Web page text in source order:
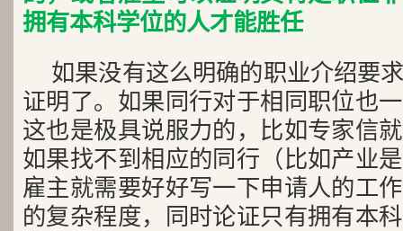
拥有本科学位的人才能胜任
如果没有这么明确的职业介绍要
证明了。如果同行对于相同职位也
这也是极具说服力的，比如专家信
如果找不到相应的同行（比如产业
雇主就需要好好写一下申请人的工
的复杂程度，同时论证只有拥有本